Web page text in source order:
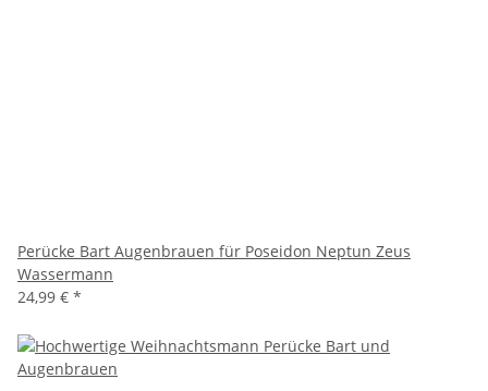
Perücke Bart Augenbrauen für Poseidon Neptun Zeus
Wassermann
24,99 € *